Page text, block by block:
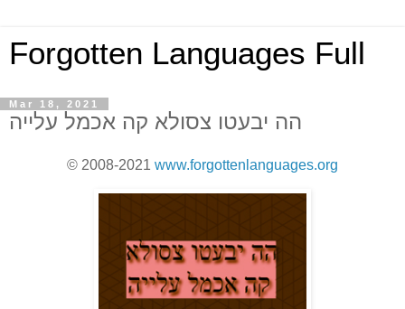
Forgotten Languages Full
Mar 18, 2021
הה יבעטו צסולא קה אכמל עלייה
© 2008-2021 www.forgottenlanguages.org